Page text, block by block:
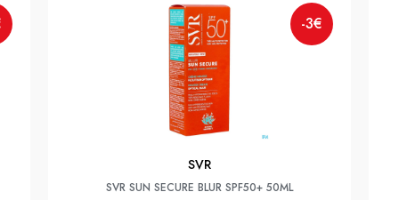
-3€
SVR
SVR SUN SECURE BLUR SPF50+ 50ML